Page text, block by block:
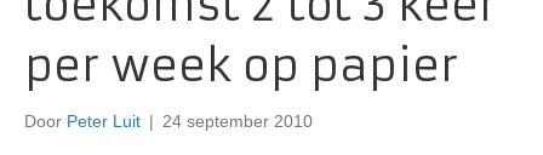
per week op papier
Door Peter Luit | 24 september 2010